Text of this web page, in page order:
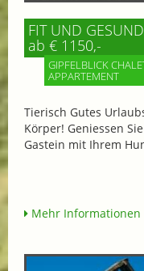
FIT UND
ab € 1150,-
GIPFELBLICK
APPARTEMENT
Tierisch Gutes
Körper! Geniessen
Gastein mit Ihrem
Mehr Informationen